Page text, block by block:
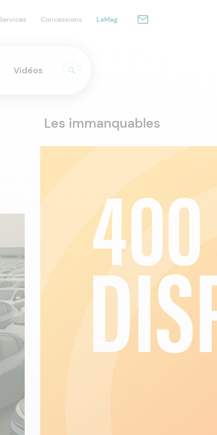
Concessions LeMag
Vidéos
Les immanquables